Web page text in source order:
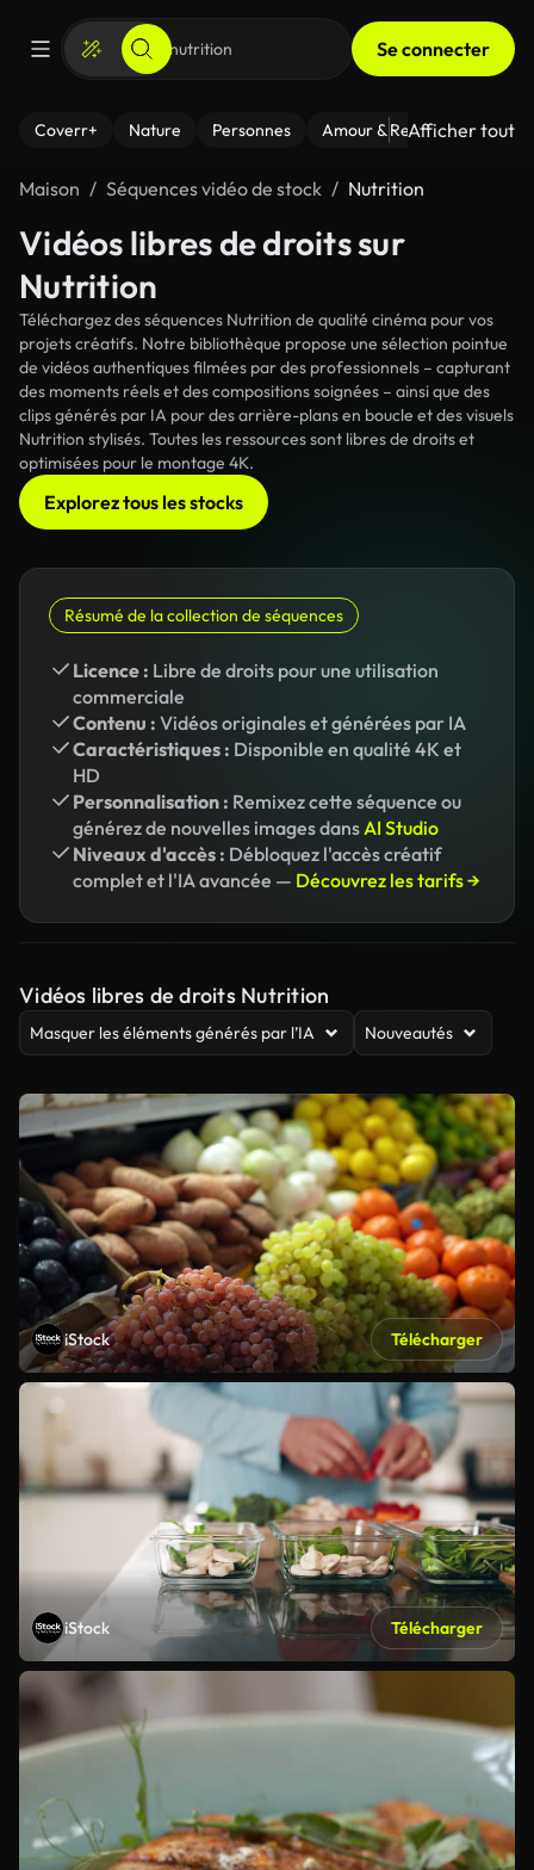
Se connecter
Coverr+ Nature Personnes Amour & Relations Le
Afficher tout
Maison Séquences vidéo de stock Nutrition
Vidéos libres de droits sur
Nutrition
Téléchargez des séquences Nutrition de qualité cinéma pour vos
projets créatifs. Notre bibliothèque propose une sélection pointue
de vidéos authentiques filmées par des professionnels – capturant
des moments réels et des compositions soignées – ainsi que des
clips générés par IA pour des arrière-plans en boucle et des visuels
Nutrition stylisés. Toutes les ressources sont libres de droits et
optimisées pour le montage 4K.
Explorez tous les stocks
Résumé de la collection de séquences
Licence : Libre de droits pour une utilisation
commerciale
Contenu : Vidéos originales et générées par IA
Caractéristiques : Disponible en qualité 4K et
HD
Personnalisation : Remixez cette séquence ou
générez de nouvelles images dansAI Studio
Niveaux d'accès : Débloquez l'accès créatif
complet et l'IA avancée — Découvrez les tarifs →
Vidéos libres de droits Nutrition
Masquer les éléments générés par l’IA Nouveautés
iStock Télécharger
iStock Télécharger